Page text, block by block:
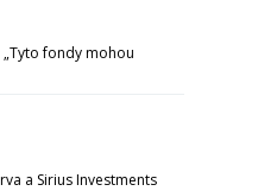
fondy mohou
a Sirius Investments